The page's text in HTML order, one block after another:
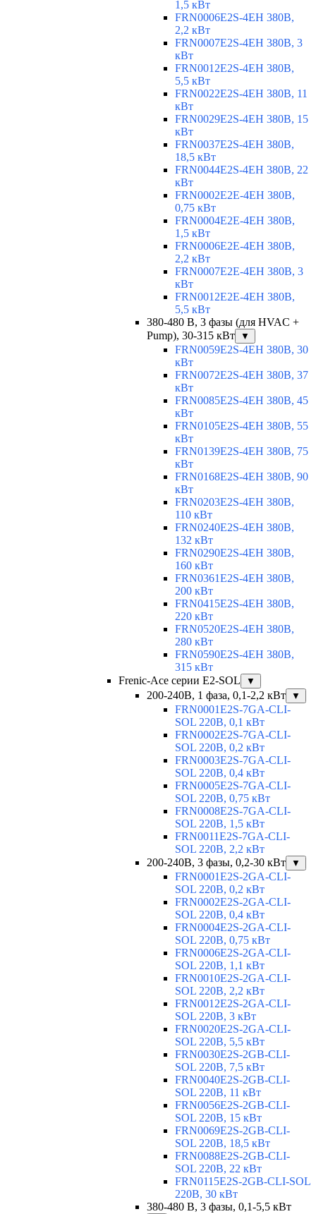
1,5 кВт
FRN0006E2S-4EH 380В,
2,2 кВт
FRN0007E2S-4EH 380В, 3
кВт
FRN0012E2S-4EH 380В,
5,5 кВт
FRN0022E2S-4EH 380В, 11
кВт
FRN0029E2S-4EH 380В, 15
кВт
FRN0037E2S-4EH 380В,
18,5 кВт
FRN0044E2S-4EH 380В, 22
кВт
FRN0002E2E-4EH 380В,
0,75 кВт
FRN0004E2E-4EH 380В,
1,5 кВт
FRN0006E2E-4EH 380В,
2,2 кВт
FRN0007E2E-4EH 380В, 3
кВт
FRN0012E2E-4EH 380В,
5,5 кВт
380-480 В, 3 фазы (для HVAC +
Pump), 30-315 кВт
▼
FRN0059E2S-4EH 380В, 30
кВт
FRN0072E2S-4EH 380В, 37
кВт
FRN0085E2S-4EH 380В, 45
кВт
FRN0105E2S-4EH 380В, 55
кВт
FRN0139E2S-4EH 380В, 75
кВт
FRN0168E2S-4EH 380В, 90
кВт
FRN0203E2S-4EH 380В,
110 кВт
FRN0240E2S-4EH 380В,
132 кВт
FRN0290E2S-4EH 380В,
160 кВт
FRN0361E2S-4EH 380В,
200 кВт
FRN0415E2S-4EH 380В,
220 кВт
FRN0520E2S-4EH 380В,
280 кВт
FRN0590E2S-4EH 380В,
315 кВт
Frenic-Ace серии E2-SOL
▼
200-240В, 1 фаза, 0,1-2,2 кВт ▼
FRN0001E2S-7GA-CLI-
SOL 220В, 0,1 кВт
FRN0002E2S-7GA-CLI-
SOL 220В, 0,2 кВт
FRN0003E2S-7GA-CLI-
SOL 220В, 0,4 кВт
FRN0005E2S-7GA-CLI-
SOL 220В, 0,75 кВт
FRN0008E2S-7GA-CLI-
SOL 220В, 1,5 кВт
FRN0011E2S-7GA-CLI-
SOL 220В, 2,2 кВт
200-240В, 3 фазы, 0,2-30 кВт
▼
FRN0001E2S-2GA-CLI-
SOL 220В, 0,2 кВт
FRN0002E2S-2GA-CLI-
SOL 220В, 0,4 кВт
FRN0004E2S-2GA-CLI-
SOL 220В, 0,75 кВт
FRN0006E2S-2GA-CLI-
SOL 220В, 1,1 кВт
FRN0010E2S-2GA-CLI-
SOL 220В, 2,2 кВт
FRN0012E2S-2GA-CLI-
SOL 220В, 3 кВт
FRN0020E2S-2GA-CLI-
SOL 220В, 5,5 кВт
FRN0030E2S-2GB-CLI-
SOL 220В, 7,5 кВт
FRN0040E2S-2GB-CLI-
SOL 220В, 11 кВт
FRN0056E2S-2GB-CLI-
SOL 220В, 15 кВт
FRN0069E2S-2GB-CLI-
SOL 220В, 18,5 кВт
FRN0088E2S-2GB-CLI-
SOL 220В, 22 кВт
FRN0115E2S-2GB-CLI-SOL
220В, 30 кВт
380-480 В, 3 фазы, 0,1-5,5 кВт